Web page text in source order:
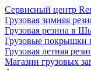
Сервисный центр
Грузовая зимняя
Грузовая резина в
Грузовые
Грузовая летняя
Магазин грузовых